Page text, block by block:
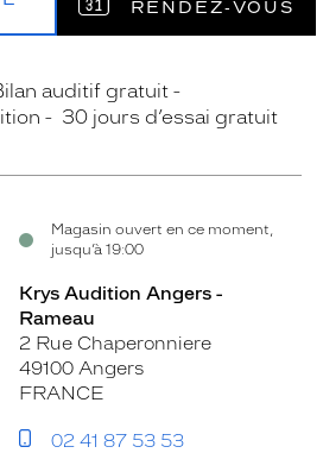
RENDEZ‑VOUS
auditif gratuit
30 jours d’essai gratuit
Magasin ouvert en ce moment,
jusqu’à 19:00
Krys Audition Angers -
Rameau
2 Rue Chaperonniere
49100 Angers
FRANCE
02 41 87 53 53